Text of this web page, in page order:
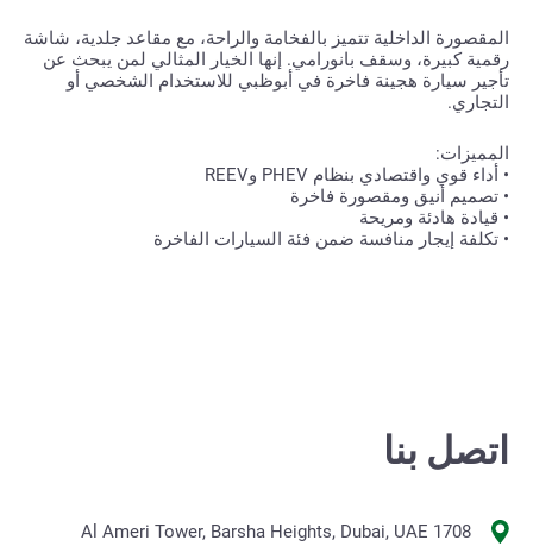
المقصورة الداخلية تتميز بالفخامة والراحة، مع مقاعد جلدية، شاشة
رقمية كبيرة، وسقف بانورامي. إنها الخيار المثالي لمن يبحث عن
تأجير سيارة هجينة فاخرة في أبوظبي للاستخدام الشخصي أو
التجاري.
المميزات:
• أداء قوي واقتصادي بنظام PHEV وREEV
• تصميم أنيق ومقصورة فاخرة
• قيادة هادئة ومريحة
• تكلفة إيجار منافسة ضمن فئة السيارات الفاخرة
اتصل بنا
1708 Al Ameri Tower, Barsha Heights, Dubai, UAE